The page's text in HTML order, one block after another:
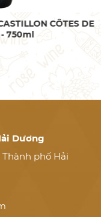
CÔTES DE
Dương
Thành phố Hải